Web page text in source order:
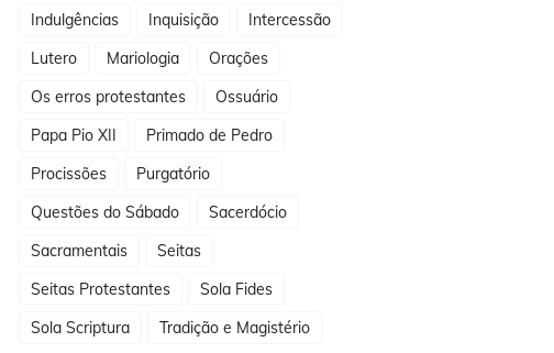
Indulgências
Inquisição
Intercessão
Lutero
Mariologia
Orações
Os erros protestantes
Ossuário
Papa Pio XII
Primado de Pedro
Procissões
Purgatório
Questões do Sábado
Sacerdócio
Sacramentais
Seitas
Seitas Protestantes
Sola Fides
Sola Scriptura
Tradição e Magistério